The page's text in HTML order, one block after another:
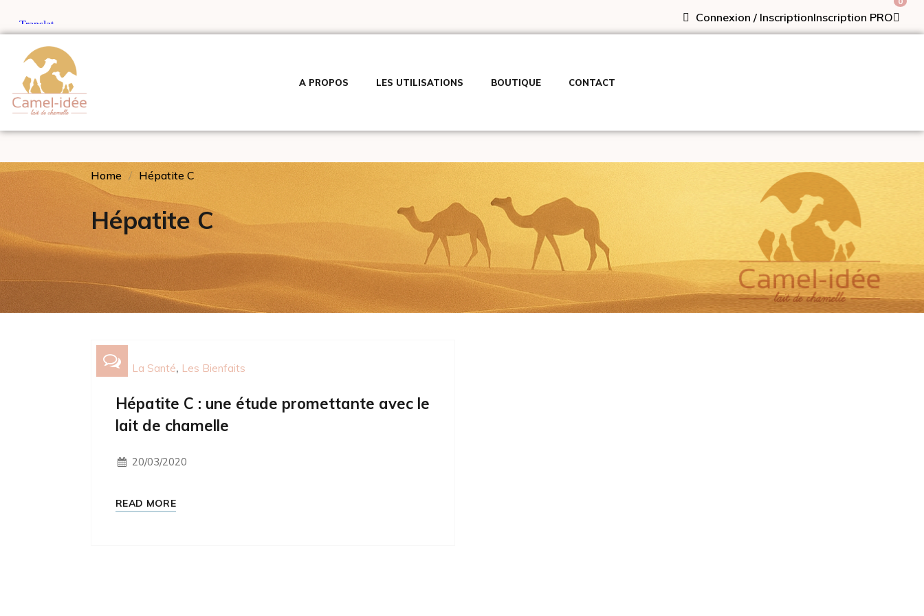
Connexion / InscriptionInscription PRO
A PROPOS LES UTILISATIONS BOUTIQUE CONTACT
Home Hépatite C
Hépatite C
La Santé Les Bienfaits
Hépatite C : une étude promettante avec le
lait de chamelle
20/03/2020
READ MORE